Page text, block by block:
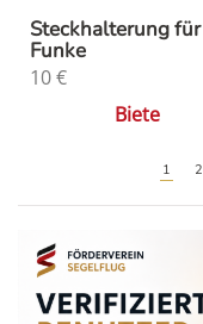
Steckhalterung für
Funke
10€
Biete
1 2